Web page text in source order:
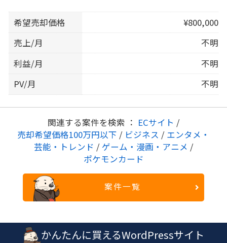
希望売却価格
¥800,000
売上/月
不明
利益/月
不明
PV/月
不明
関連する案件を検索 ： ECサイト /
売却希望価格100万円以下 / ビジネス / エンタメ・
芸能・トレンド / ゲーム・漫画・アニメ /
ポケモンカード
案件一覧
かんたんに買えるWordPressサイト